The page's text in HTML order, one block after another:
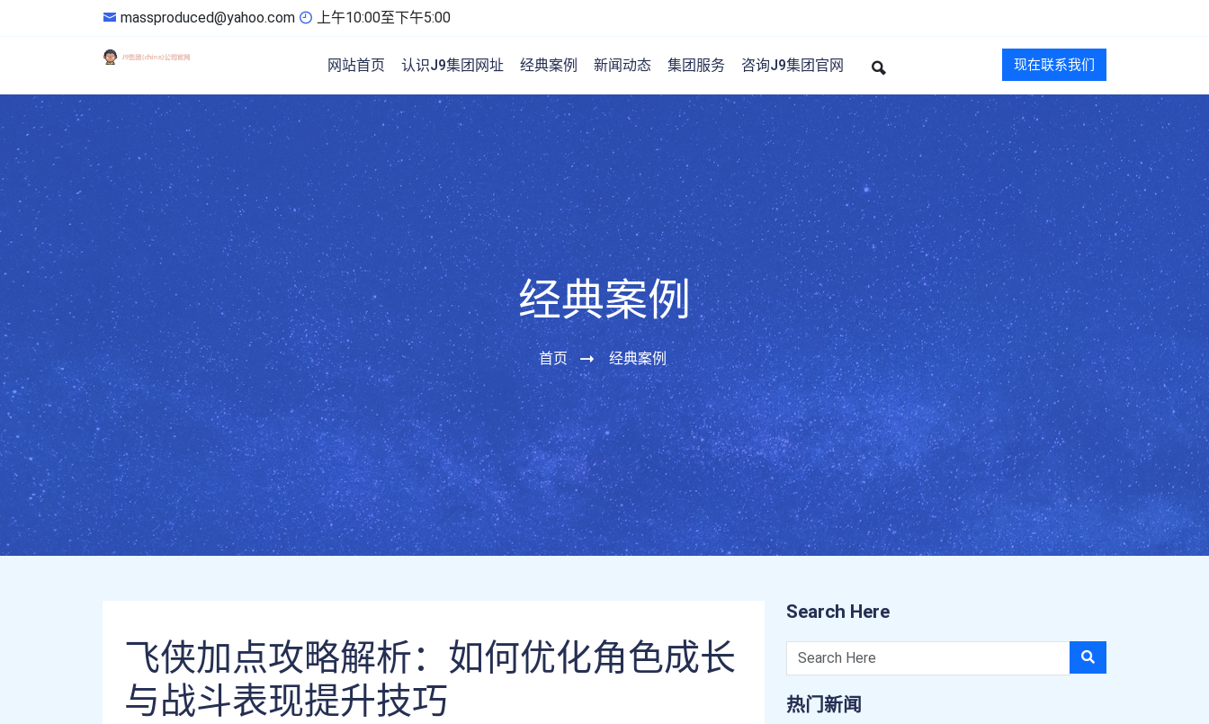
massproduced@yahoo.com 上午10:00至下午5:00
网站首页 认识J9集团网址 经典案例 新闻动态 集团服务 咨询J9集团官网 现在联系我们
经典案例
首页 经典案例
飞侠加点攻略解析：如何优化角色成长
与战斗表现提升技巧
Search Here
热门新闻